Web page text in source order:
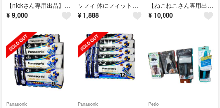
【nickさん専用出品】サントリー ザ・プレミアム・モルツ５００ ✖ ３５０mL
¥ 9,000
ソフィ 体にフィット吸水ショーツ M(1枚)
¥ 1,888
【ねこねこさん専用出品】ゴキブリムエンダー 80プッシュ 36ml
¥ 10,000
Panasonic Panasonic Petio